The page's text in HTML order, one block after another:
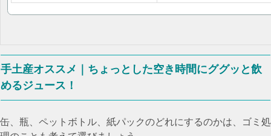
手土産オススメ｜ちょっとした空き時間にググッと飲
めるジュース！
缶、瓶、ペットボトル、紙パックのどれにするのかは、ゴミ処